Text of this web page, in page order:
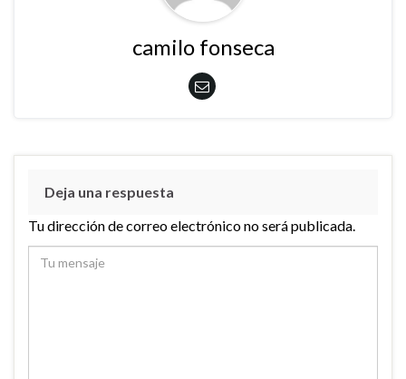
camilo fonseca
Deja una respuesta
Tu dirección de correo electrónico no será publicada.